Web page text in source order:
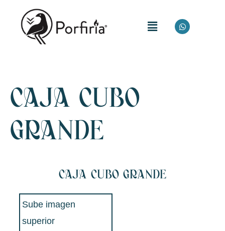
CAJA CUBO
GRANDE
CAJA CUBO GRANDE
Sube imagen
superior